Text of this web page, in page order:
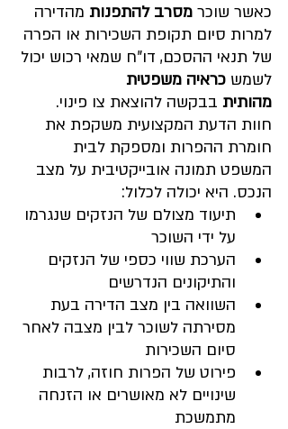
כאשר שוכר מסרב להתפנות מהדירה
למרות סיום תקופת השכירות או הפרה
של תנאי ההסכם, דו"ח שמאי רכוש יכול
לשמש כראיה משפטית
מהותית בבקשה להוצאת צו פינוי.
חוות הדעת המקצועית משקפת את
חומרת ההפרות ומספקת לבית
המשפט תמונה אובייקטיבית על מצב
הנכס. היא יכולה לכלול:
תיעוד מצולם של הנזקים שנגרמו
על ידי השוכר
הערכת שווי כספי של הנזקים
והתיקונים הנדרשים
השוואה בין מצב הדירה בעת
מסירתה לשוכר לבין מצבה לאחר
סיום השכירות
פירוט של הפרות חוזה, לרבות
שינויים לא מאושרים או הזנחה
מתמשכת